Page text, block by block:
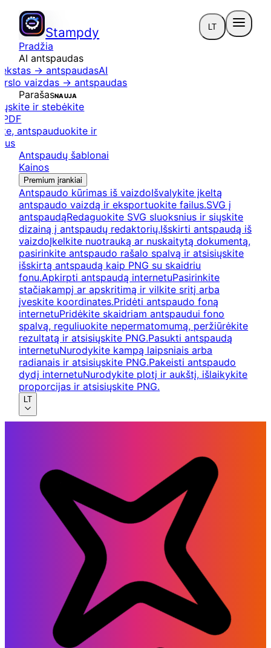
Stampdy LT
Pradžia
AI antspaudas
→ antspaudasAI
vaizdas → antspaudas
ParašasNAUJA
ir stebėkite
PDF
antspauduokite ir
Antspaudų šablonai
Kainos
Premium įrankiai
Antspaudo kūrimas iš vaizdoIšvalykite įkeltą
antspaudo vaizdą ir eksportuokite failus.SVG į
antspaudąRedaguokite SVG sluoksnius ir siųskite
dizainą į antspaudų redaktorių.Išskirti antspaudą iš
vaizdoĮkelkite nuotrauką ar nuskaitytą dokumentą,
pasirinkite antspaudo rašalo spalvą ir atsisiųskite
išskirtą antspaudą kaip PNG su skaidriu
fonu.Apkirpti antspaudą internetuPasirinkite
stačiakampį ar apskritimą ir vilkite sritį arba
įveskite koordinates.Pridėti antspaudo foną
internetuPridėkite skaidriam antspaudui fono
spalvą, reguliuokite nepermatomumą, peržiūrėkite
rezultatą ir atsisiųskite PNG.Pasukti antspaudą
internetuNurodykite kampą laipsniais arba
radianais ir atsisiųskite PNG.Pakeisti antspaudo
dydį internetuNurodykite plotį ir aukštį, išlaikykite
proporcijas ir atsisiųskite PNG.
LT